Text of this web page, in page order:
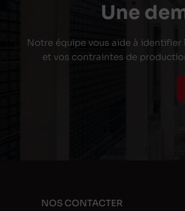
Une
Notre équipe vous aide à
et vos contraintes de
NOS CONTACTER